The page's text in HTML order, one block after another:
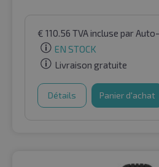
€ 110.56 TVA incluse par
EN STOCK
Livraison gratuite
Détails Panier d'achat